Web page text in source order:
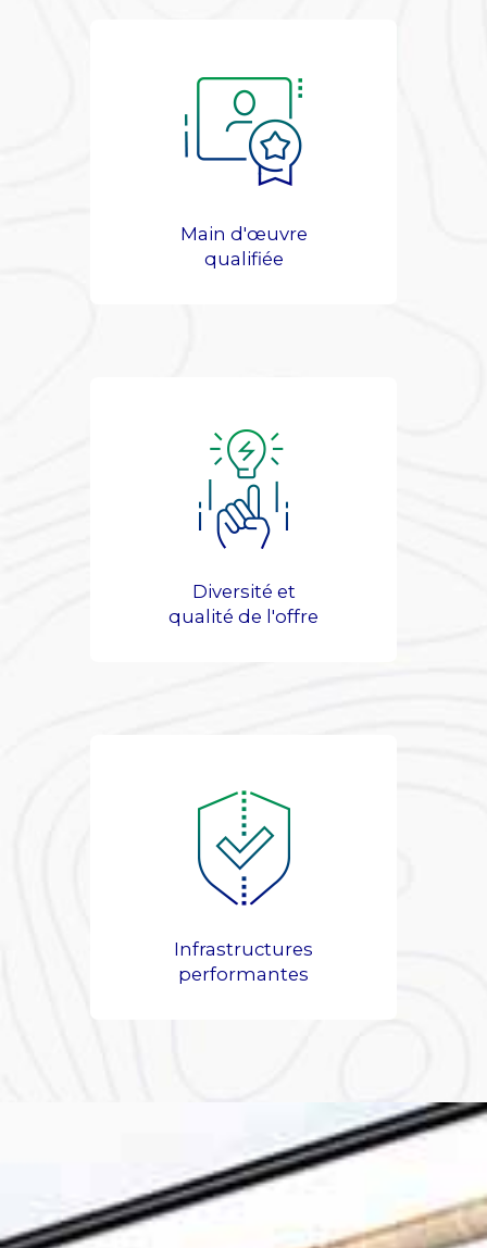
Main d'œuvre
qualifiée
Diversité et
qualité de l'offre
Infrastructures
performantes